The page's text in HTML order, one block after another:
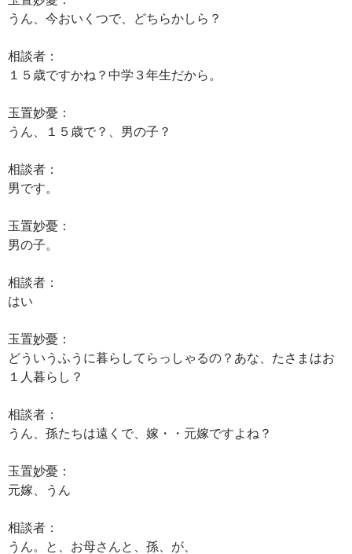
うん、今おいくつで、どちらかしら？
相談者：
１５歳ですかね？中学３年生だから。
玉置妙憂：
うん、１５歳で？、男の子？
相談者：
男です。
玉置妙憂：
男の子。
相談者：
はい
玉置妙憂：
どういうふうに暮らしてらっしゃるの？あな、たさまはお
１人暮らし？
相談者：
うん、孫たちは遠くで、嫁・・元嫁ですよね？
玉置妙憂：
元嫁、うん
相談者：
うん。と、お母さんと、孫、が、